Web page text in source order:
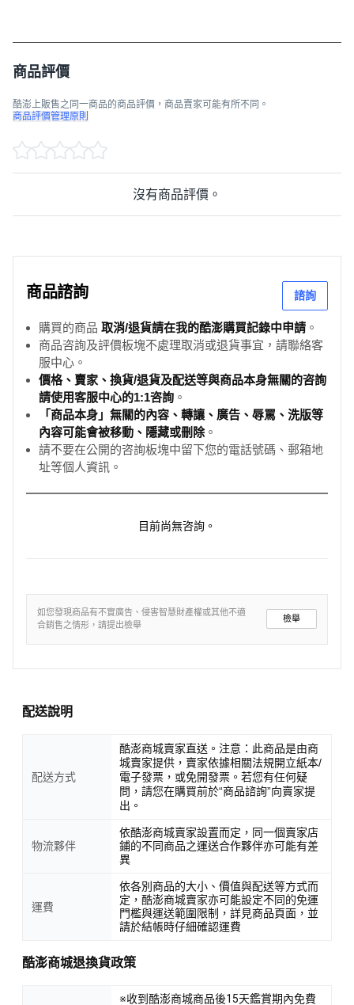
商品評價
酷澎上販售之同一商品的商品評價，商品賣家可能有所不同。
商品評價管理原則
沒有商品評價。
商品諮詢 諮詢
購買的商品 取消/退貨請在我的酷澎購買記錄中申請 。
商品咨詢及評價板塊不處理取消或退貨事宜，請聯絡客
服中心。
價格、賣家、換貨/退貨及配送等與商品本身無關的咨詢
請使用客服中心的1:1咨詢 。
「商品本身」無關的內容、轉讓、廣告、辱罵、洗版等
內容可能會被移動、隱藏或刪除。
請不要在公開的咨詢板塊中留下您的電話號碼、郵箱地
址等個人資訊。
目前尚無咨詢。
如您發現商品有不實廣告、侵害智慧財產權或其他不適
合銷售之情形，請提出檢舉
檢舉
配送說明
配送方式
酷澎商城賣家直送。注意：此商品是由商
城賣家提供，賣家依據相關法規開立紙本/
電子發票，或免開發票。若您有任何疑
問，請您在購買前於“商品諮詢”向賣家提
出。
物流夥伴
依酷澎商城賣家設置而定，同一個賣家店
鋪的不同商品之運送合作夥伴亦可能有差
異
運費
依各別商品的大小、價值與配送等方式而
定，酷澎商城賣家亦可能設定不同的免運
門檻與運送範圍限制，詳見商品頁面，並
請於結帳時仔細確認運費
酷澎商城退換貨政策
※收到酷澎商城商品後15天鑑賞期內免費